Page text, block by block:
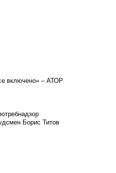
включено» – АТОР
Борис Титов